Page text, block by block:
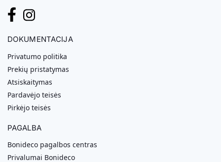
DOKUMENTACIJA
Privatumo politika
Prekių pristatymas
Atsiskaitymas
Pardavėjo teisės
Pirkėjo teisės
PAGALBA
Bonideco pagalbos centras
Privalumai Bonideco